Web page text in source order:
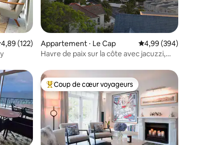
: 4,94 sur 5
moyenne sur la base de 122 commentaires : 4,89 sur 5
4,89 (122)
Appartement ⋅ Le Cap Évaluation moyenne
4,99 (394)
Havre de paix sur la côte avec jacuzzi,
appréciés Coups de cœur voyageurs les plus appréciés
Coup de cœur voyageurs